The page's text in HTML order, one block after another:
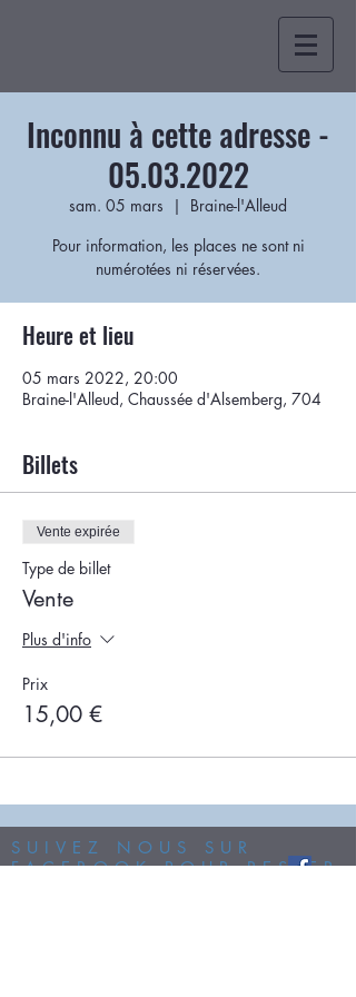
Inconnu à cette adresse -
05.03.2022
sam. 05 mars
  |
Braine-l'Alleud
Pour information, les places ne sont ni
numérotées ni réservées.
Heure et lieu
05 mars 2022, 20:00
Braine-l'Alleud, Chaussée d'Alsemberg, 704
Billets
Vente expirée
Type de billet
Vente
Plus d'info
Prix
15,00 €
SUIVEZ NOUS SUR
FACEBOOK POUR RESTER